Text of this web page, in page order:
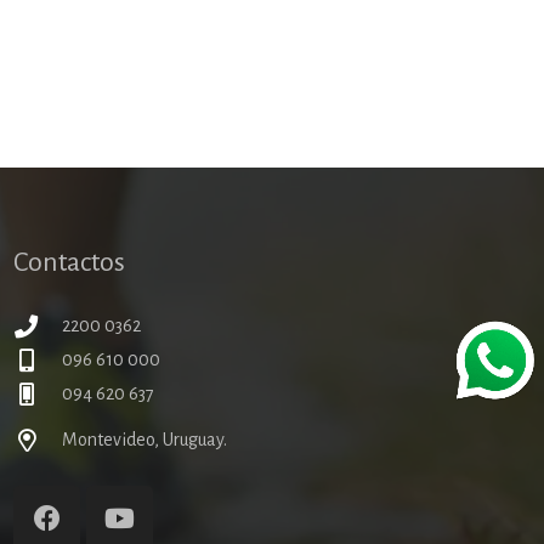
Contactos
2200 0362
096 610 000
094 620 637
Montevideo, Uruguay.